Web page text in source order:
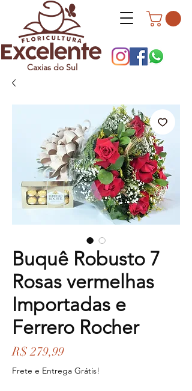
Caxias do Sul
Buquê Robusto 7
Rosas vermelhas
Importadas e
Ferrero Rocher
R$ 279,99Preço
Frete e Entrega Grátis!